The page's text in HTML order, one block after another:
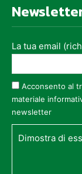
La tua email
Acconsento al
materiale
newsletter
Dimostra di